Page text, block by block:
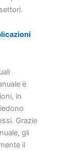
è
in
Grazie
gli
il